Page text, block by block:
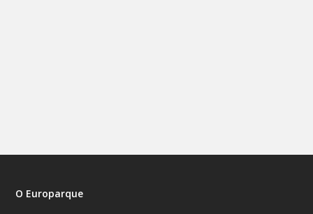
O Europarque